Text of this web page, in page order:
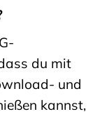
du mit
und
kannst,